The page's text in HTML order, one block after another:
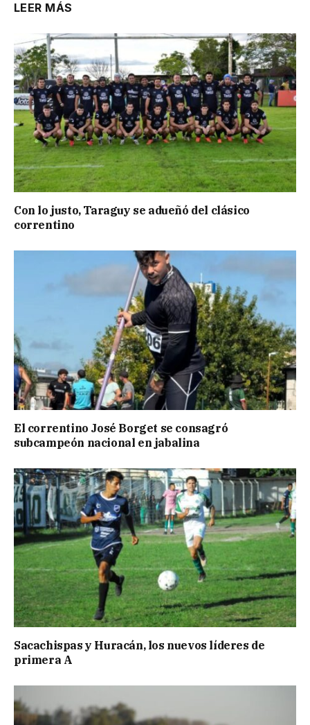
LEER MÁS
Con lo justo, Taraguy se adueñó del clásico
correntino
El correntino José Borget se consagró
subcampeón nacional en jabalina
Sacachispas y Huracán, los nuevos líderes de
primera A